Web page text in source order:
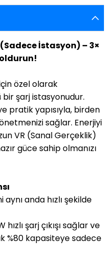
İstasyon) – 3×
özel olarak
şarj istasyonudur.
pratik yapısıyla, birden
sağlar. Enerjiyi
VR (Sanal Gerçeklik)
güce sahip olmanızı
anda hızlı şekilde
şarj çıkışı sağlar ve
%80 kapasiteye sadece